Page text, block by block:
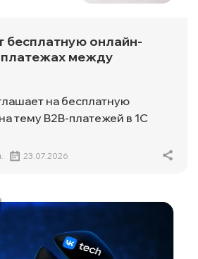
бесплатную онлайн-
между
на бесплатную
тему B2B-платежей в 1С
23.07.2026